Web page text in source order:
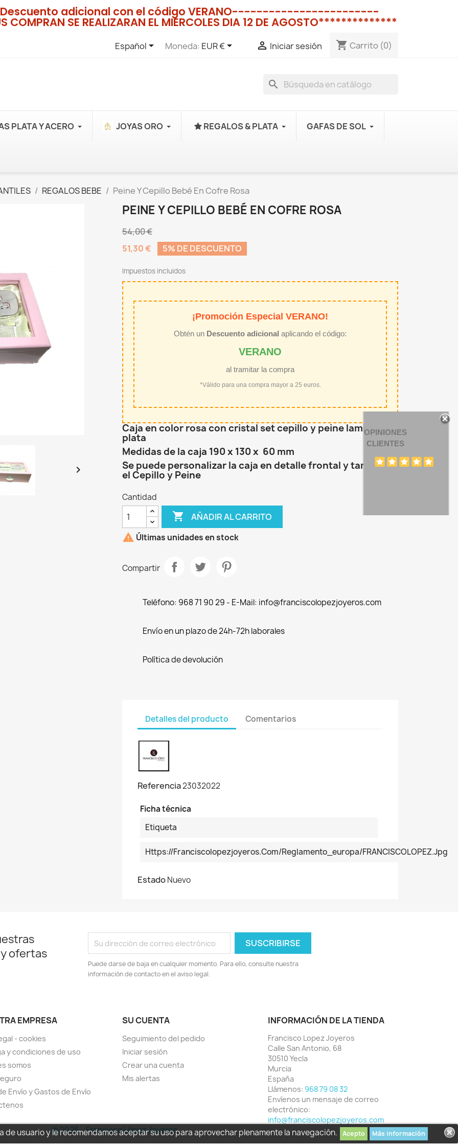
adicional con el código VERANO------------------------
SE REALIZARAN EL MIERCOLES DIA 12 DE AGOSTO**************
Español Moneda: EUR €  Iniciar sesión shopping_cart Carrito (0)
search
usuario y le recomendamos aceptar su uso para aprovechar plenamente la navegación. Acepto Más información
PLATA Y ACERO JOYAS ORO REGALOS & PLATA GAFAS DE SOL
REGALOS BEBE Peine Y Cepillo Bebé En Cofre Rosa

PEINE Y CEPILLO BEBÉ EN COFRE ROSA
54,00 €
51,30 €
5% DE DESCUENTO
Impuestos incluidos
¡Promoción Especial VERANO!
Obtén un Descuento adicional aplicando el código:
VERANO
al tramitar la compra
*Válido para una compra mayor a 25 euros.
Caja en color rosa con cristal set cepillo y peine laminados
plata
Medidas de la caja 190 x 130 x 60 mm
Se puede personalizar la caja en detalle frontal y también
el Cepillo y Peine
Cantidad
 AÑADIR AL CARRITO
 Últimas unidades en stock
Compartir
Teléfono: 968 71 90 29 - E-Mail: info@franciscolopezjoyeros.com
Envío en un plazo de 24h-72h laborales
Política de devolución
Detalles del producto Comentarios
Referencia23032022
Ficha técnica
Etiqueta
Https://franciscolopezjoyeros.com/reglamento_europa/FRANCISCOLOPEZ.jpg
EstadoNuevo
ofertas
Puede darse de baja en cualquier momento. Para ello, consulte nuestra
información de contacto en el aviso legal.
EMPRESA
- cookies
y condiciones de uso
somos
Envío y Gastos de Envío
SU CUENTA
Seguimiento del pedido
Iniciar sesión
Crear una cuenta
Mis alertas
INFORMACIÓN DE LA TIENDA
Francisco Lopez Joyeros
Calle San Antonio, 68
30510 Yecla
Murcia
España
Llámenos: 968 79 08 32
Envíenos un mensaje de correo
electrónico:
info@franciscolopezjoyeros.com
OPINIONES
CLIENTES
© 2026 - Francisco López Joyeros